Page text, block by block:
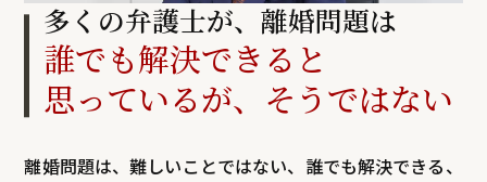
多くの弁護士が、離婚問題は
誰でも解決できると
思っているが、そうではない
離婚問題は、難しいことではない、誰でも解決できる、